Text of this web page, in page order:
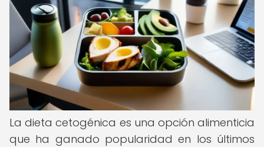
La dieta cetogénica es una opción alimenticia
que ha ganado popularidad en los últimos